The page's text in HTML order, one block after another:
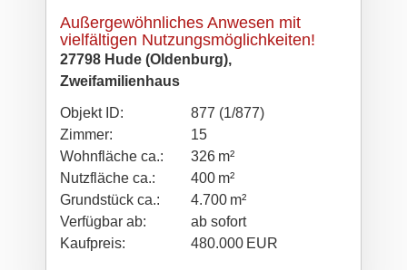
Außergewöhnliches Anwesen mit
vielfältigen Nutzungsmöglichkeiten!
27798 Hude (Oldenburg),
Zweifamilienhaus
Objekt ID:
877 (1/877)
Zimmer:
15
Wohnfläche ca.:
326 m²
Nutzfläche ca.:
400 m²
Grund­stück ca.:
4.700 m²
Verfügbar ab:
ab sofort
Kaufpreis:
480.000 EUR